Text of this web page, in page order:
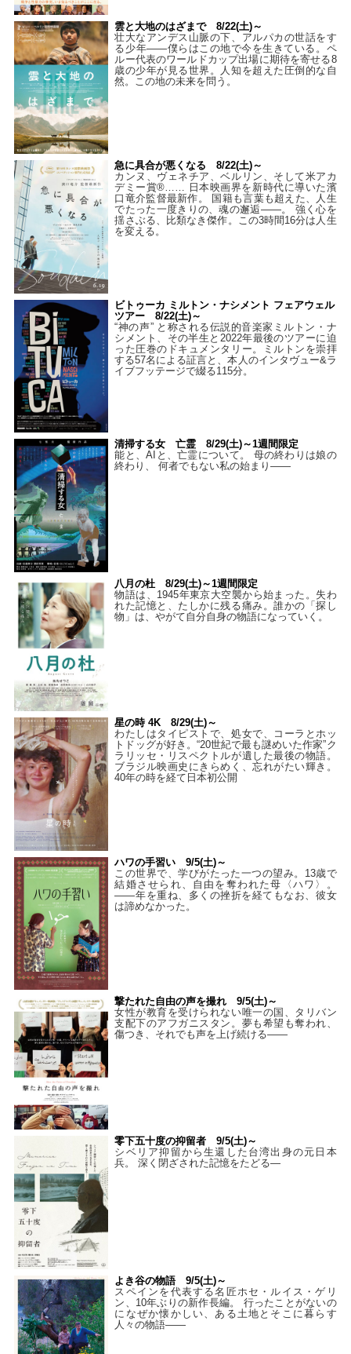
雲と大地のはざまで 8/22(土)～
壮大なアンデス山脈の下、アルパカの世話をす
る少年――僕らはこの地で今を生きている。ペ
ルー代表のワールドカップ出場に期待を寄せる8
歳の少年が見る世界。人知を超えた圧倒的な自
然。この地の未来を問う。
急に具合が悪くなる 8/22(土)～
カンヌ、ヴェネチア、ベルリン、そして米アカ
デミー賞®…… 日本映画界を新時代に導いた濱
口竜介監督最新作。 国籍も言葉も超えた、人生
でたった一度きりの、魂の邂逅――。 強く心を
揺さぶる、比類なき傑作。この3時間16分は人生
を変える。
ビトゥーカ ミルトン・ナシメント フェアウェル
ツアー 8/22(土)～
“神の声” と称される伝説的音楽家ミルトン・ナ
シメント、その半生と2022年最後のツアーに迫
った圧巻のドキュメンタリー。ミルトンを崇拝
する57名による証言と、本人のインタヴュー&ラ
イブフッテージで綴る115分。
清掃する女 亡霊 8/29(土)～1週間限定
能と、AIと、亡霊について。 母の終わりは娘の
終わり、 何者でもない私の始まり――
八月の杜 8/29(土)～1週間限定
物語は、1945年東京大空襲から始まった。失わ
れた記憶と、たしかに残る痛み。誰かの「探し
物」は、やがて自分自身の物語になっていく。
星の時 4K 8/29(土)～
わたしはタイピストで、処⼥で、コーラとホッ
トドッグが好き。“20世紀で最も謎めいた作家”ク
ラリッセ・リスペクトルが遺した最後の物語。
ブラジル映画史にきらめく、忘れがたい輝き。
40年の時を経て⽇本初公開
ハワの手習い 9/5(土)～
この世界で、学びがたった一つの望み。13歳で
結婚させられ、自由を奪われた母〈ハワ〉。
——年を重ね、多くの挫折を経てもなお、彼女
は諦めなかった。
撃たれた自由の声を撮れ 9/5(土)～
女性が教育を受けられない唯一の国、タリバン
支配下のアフガニスタン。夢も希望も奪われ、
傷つき、それでも声を上げ続ける——
零下五十度の抑留者 9/5(土)～
シベリア抑留から生還した台湾出身の元日本
兵。 深く閉ざされた記憶をたどる—
よき谷の物語 9/5(土)～
スペインを代表する名匠ホセ・ルイス・ゲリ
ン、10年ぶりの新作長編。 行ったことがないの
になぜか懐かしい、ある土地とそこに暮らす
人々の物語――